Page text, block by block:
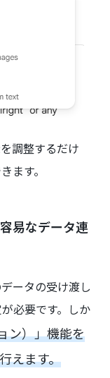
調整するだけ
ます。
易なデータ連
ータの受け渡し
必要です。しか
ン）」機能を
えます。